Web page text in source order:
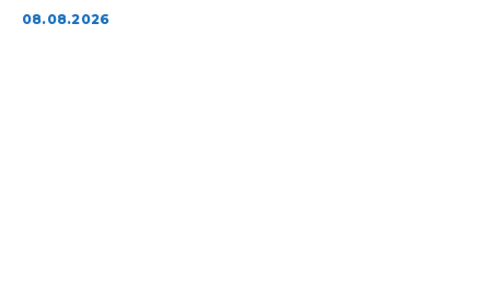
08.08.2026